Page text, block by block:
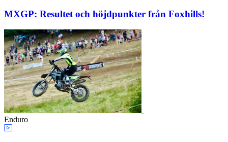
MXGP: Resultet och höjdpunkter från Foxhills!
Enduro